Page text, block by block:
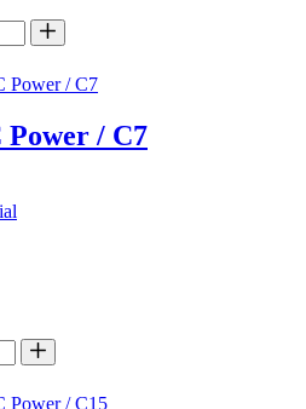
Power / C7